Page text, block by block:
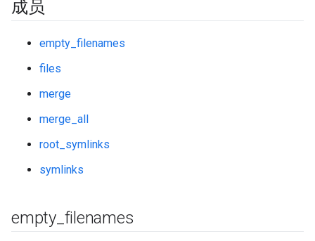
成员
empty_filenames
files
merge
merge_all
root_symlinks
symlinks
empty_ filenames